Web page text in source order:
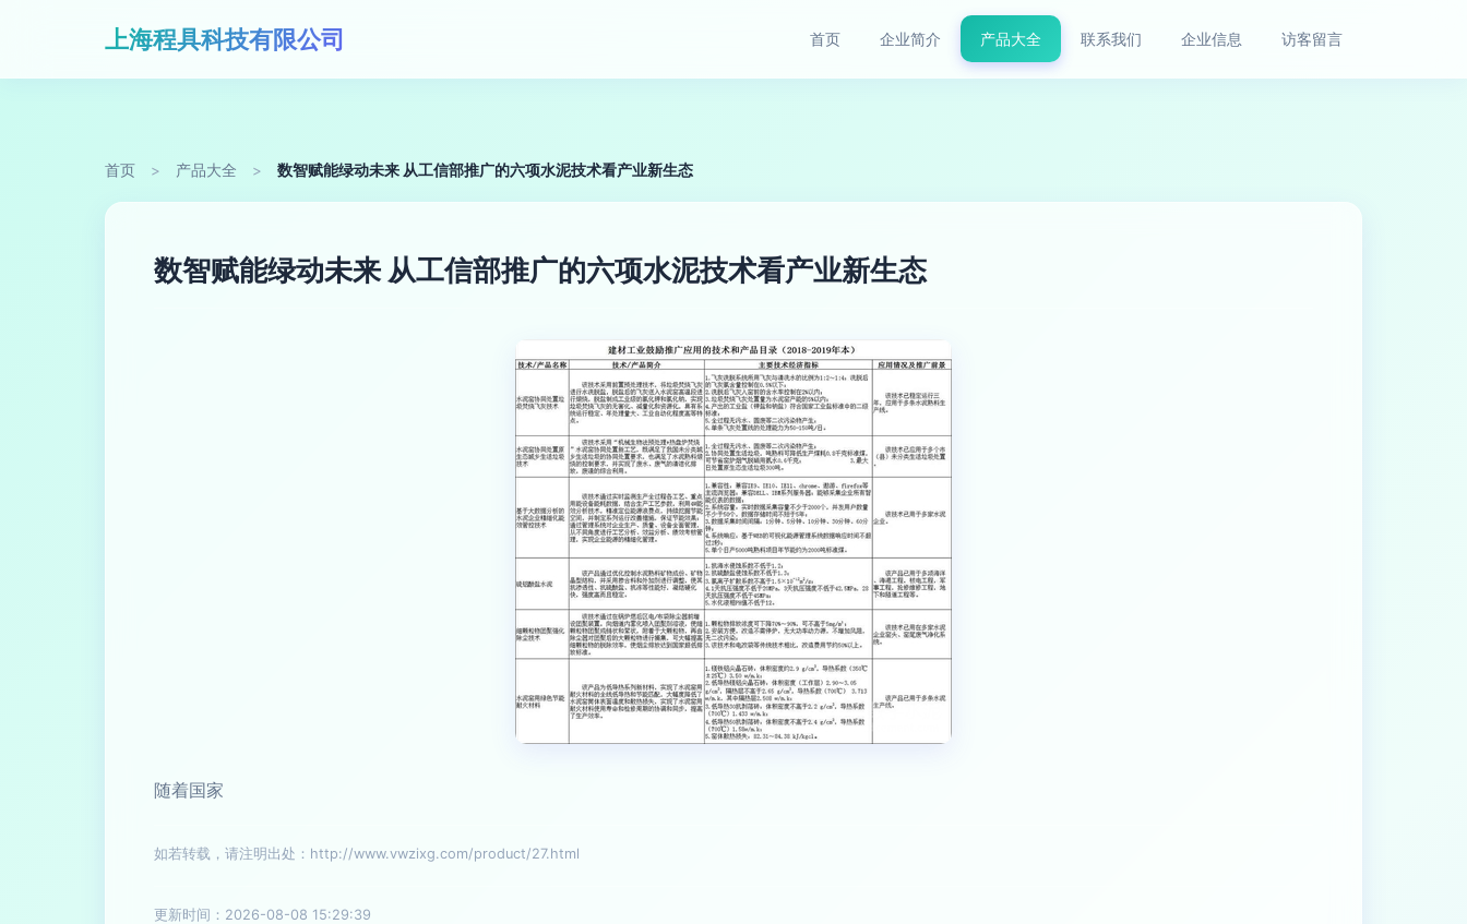
上海程具科技有限公司 首页 企业简介 产品大全 联系我们 企业信息 访客留言
首页 > 产品大全 > 数智赋能绿动未来 从工信部推广的六项水泥技术看产业新生态
数智赋能绿动未来 从工信部推广的六项水泥技术看产业新生态
随着国家
如若转载，请注明出处：http://www.vwzixg.com/product/27.html
更新时间：2026-08-08 15:29:39